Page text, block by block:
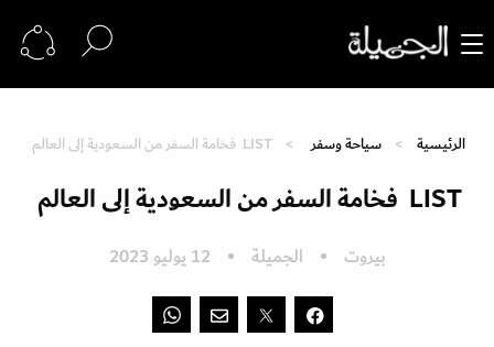
الرئيسية سياحة وسفر LIST فخامة السفر من السعودية إلى العالم
LIST فخامة السفر من السعودية إلى العالم
بيروت الجميلة 12 يوليو 2023